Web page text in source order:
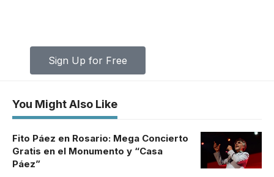
Sign Up for Free
You Might Also Like
Fito Páez en Rosario: Mega Concierto
Gratis en el Monumento y “Casa
Páez”